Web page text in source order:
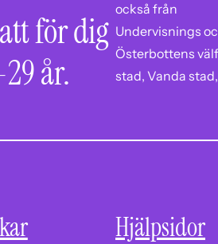
för dig
år.
också från
Undervisnings
Österbottens
stad, Vanda
Hjälpsidor